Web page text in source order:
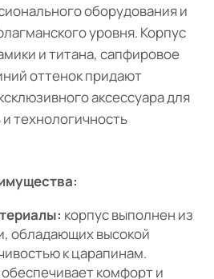
оборудования и
уровня. Корпус
и титана, сапфировое
оттенок придают
аксессуара для
технологичность
корпус выполнен из
обладающих высокой
к царапинам.
комфорт и